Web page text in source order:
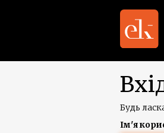
Будь
Ім'я